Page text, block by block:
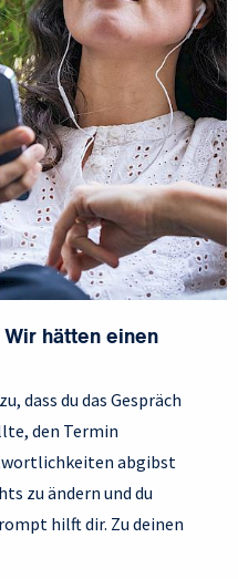
hätten einen
dass du das Gespräch
den Termin
abgibst
zu ändern und du
hilft dir. Zu deinen